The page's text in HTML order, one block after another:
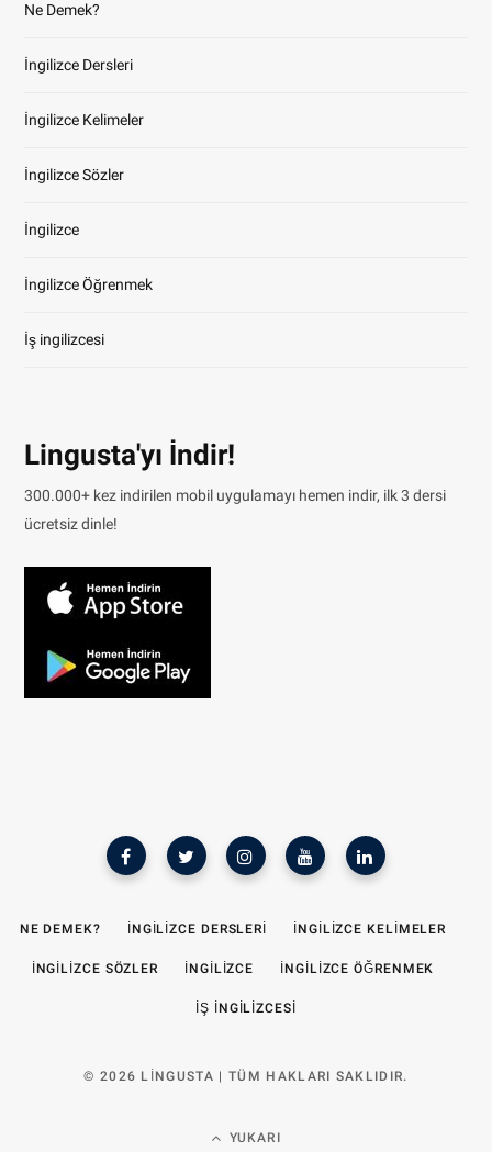
Ne Demek?
İngilizce Dersleri
İngilizce Kelimeler
İngilizce Sözler
İngilizce
İngilizce Öğrenmek
İş ingilizcesi
Lingusta'yı İndir!
300.000+ kez indirilen mobil uygulamayı hemen indir, ilk 3 dersi
ücretsiz dinle!
NE DEMEK? İNGILIZCE DERSLERI İNGILIZCE KELIMELER
İNGILIZCE SÖZLER İNGILIZCE İNGILIZCE ÖĞRENMEK
İŞ INGILIZCESI
© 2026 LINGUSTA | TÜM HAKLARI SAKLIDIR.
YUKARI